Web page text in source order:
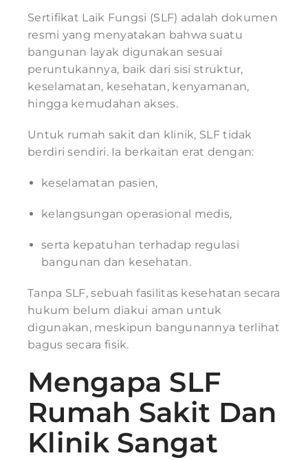
Sertifikat Laik Fungsi (SLF) adalah dokumen
resmi yang menyatakan bahwa suatu
bangunan layak digunakan sesuai
peruntukannya, baik dari sisi struktur,
keselamatan, kesehatan, kenyamanan,
hingga kemudahan akses.
Untuk rumah sakit dan klinik, SLF tidak
berdiri sendiri. Ia berkaitan erat dengan:
keselamatan pasien,
kelangsungan operasional medis,
serta kepatuhan terhadap regulasi
bangunan dan kesehatan.
Tanpa SLF, sebuah fasilitas kesehatan secara
hukum belum diakui aman untuk
digunakan, meskipun bangunannya terlihat
bagus secara fisik.
Mengapa SLF
Rumah Sakit Dan
Klinik Sangat